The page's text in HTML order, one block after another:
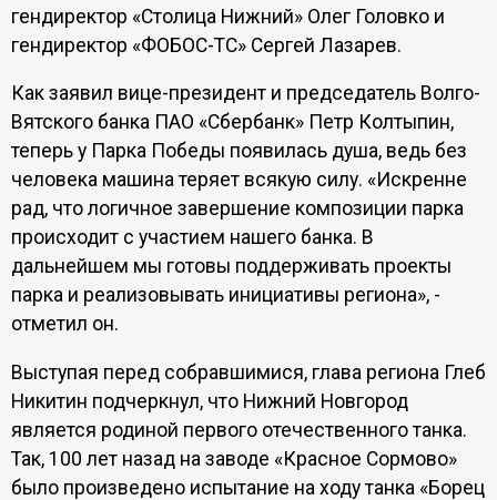
гендиректор «Столица Нижний» Олег Головко и
гендиректор «ФОБОС-ТС» Сергей Лазарев.
Как заявил вице-президент и председатель Волго-
Вятского банка ПАО «Сбербанк» Петр Колтыпин,
теперь у Парка Победы появилась душа, ведь без
человека машина теряет всякую силу. «Искренне
рад, что логичное завершение композиции парка
происходит с участием нашего банка. В
дальнейшем мы готовы поддерживать проекты
парка и реализовывать инициативы региона», -
отметил он.
Выступая перед собравшимися, глава региона Глеб
Никитин подчеркнул, что Нижний Новгород
является родиной первого отечественного танка.
Так, 100 лет назад на заводе «Красное Сормово»
было произведено испытание на ходу танка «Борец